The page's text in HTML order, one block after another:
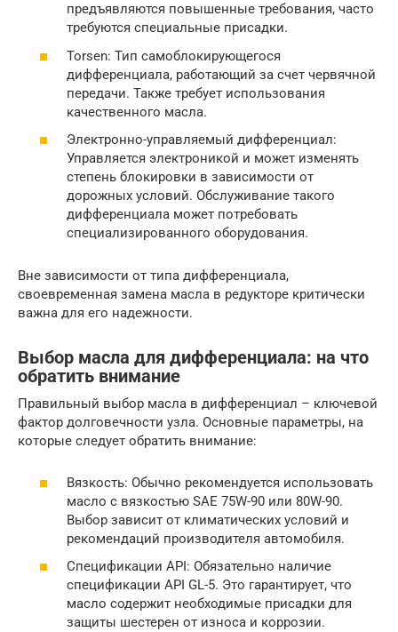
предъявляются повышенные требования, часто
требуются специальные присадки.
Torsen: Тип самоблокирующегося
дифференциала, работающий за счет червячной
передачи. Также требует использования
качественного масла.
Электронно-управляемый дифференциал:
Управляется электроникой и может изменять
степень блокировки в зависимости от
дорожных условий. Обслуживание такого
дифференциала может потребовать
специализированного оборудования.
Вне зависимости от типа дифференциала,
своевременная замена масла в редукторе критически
важна для его надежности.
Выбор масла для дифференциала: на что
обратить внимание
Правильный выбор масла в дифференциал – ключевой
фактор долговечности узла. Основные параметры, на
которые следует обратить внимание:
Вязкость: Обычно рекомендуется использовать
масло с вязкостью SAE 75W-90 или 80W-90.
Выбор зависит от климатических условий и
рекомендаций производителя автомобиля.
Спецификации API: Обязательно наличие
спецификации API GL-5. Это гарантирует, что
масло содержит необходимые присадки для
защиты шестерен от износа и коррозии.